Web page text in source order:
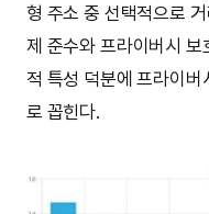
형 주소 중 선택적으로
제 준수와 프라이버시
적 특성 덕분에 프라이
로 꼽힌다.